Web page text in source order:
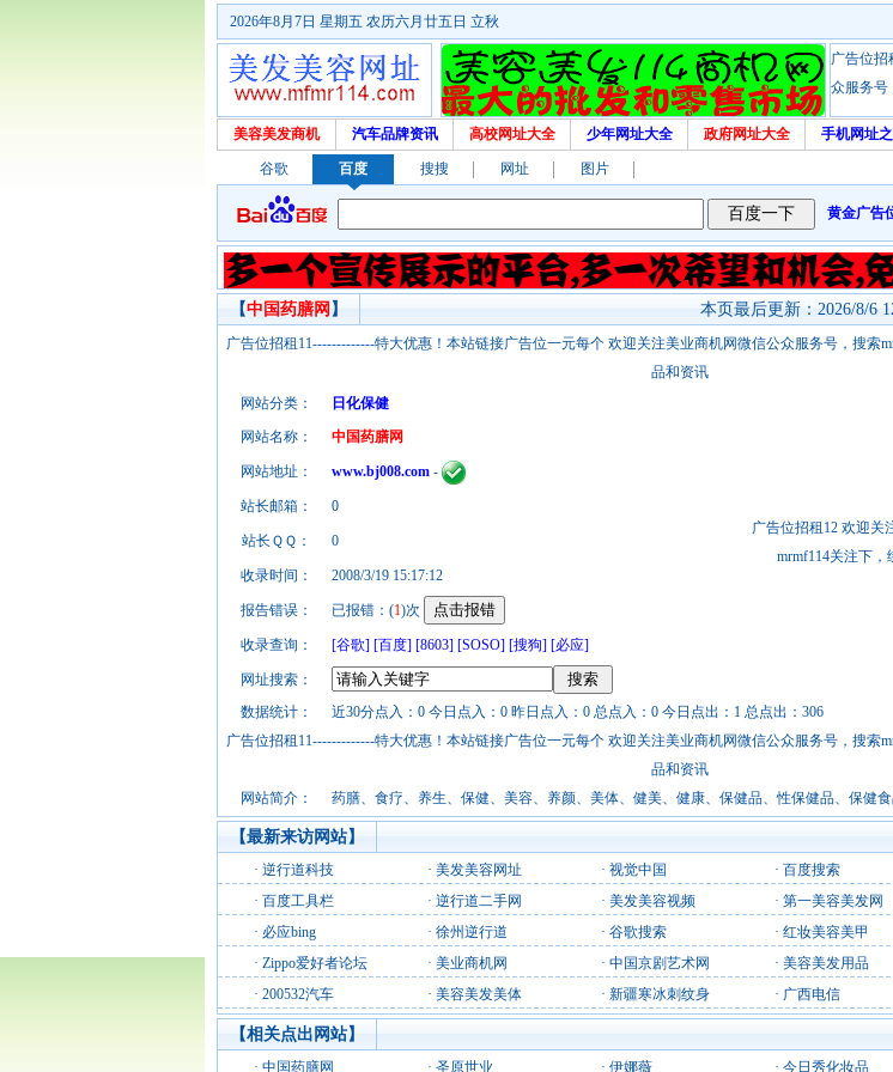
2026年8月7日 星期五 农历六月廿五日 立秋
广告位招
众服务号
美容美发商机 汽车品牌资讯 高校网址大全 少年网址大全 政府网址大全 手机网址
谷歌 百度 搜搜 网址 图片
黄金广告
本页最后更新：2026/8/6
【中国药膳网 】
广告位招租11-------------特大优惠！本站链接广告位一元每个 欢迎关注美业商机网微信公众服务号，搜索
品和资讯
网站分类：
日化保健
广告位招租12 欢迎关
mrmf114关注下
网站名称： 中国药膳网
网站地址： www.bj008.com -
站长邮箱： 0
站长ＱＱ： 0
收录时间： 2008/3/19 15:17:12
报告错误： 已报错：(1)次
收录查询： [谷歌] [百度] [8603] [SOSO] [搜狗] [必应]
网址搜索：
数据统计：
近30分点入：0 今日点入：0 昨日点入：0 总点入：0 今日点出：1 总点出：306
广告位招租11-------------特大优惠！本站链接广告位一元每个 欢迎关注美业商机网微信公众服务号，搜索
品和资讯
网站简介：
药膳、食疗、养生、保健、美容、养颜、美体、健美、健康、保健品、性保健品、保健
【最新来访网站】
· 逆行道科技 · 美发美容网址 · 视觉中国 · 百度搜索
· 百度工具栏 · 逆行道二手网 · 美发美容视频 · 第一美容美发网
· 必应bing · 徐州逆行道 · 谷歌搜索 · 红妆美容美甲
· Zippo爱好者论坛 · 美业商机网 · 中国京剧艺术网 · 美容美发用品
· 200532汽车 · 美容美发美体 · 新疆寒冰刺纹身 · 广西电信
【相关点出网站】
· 中国药膳网 · 圣原世业 · 伊娜薇 · 今日秀化妆品